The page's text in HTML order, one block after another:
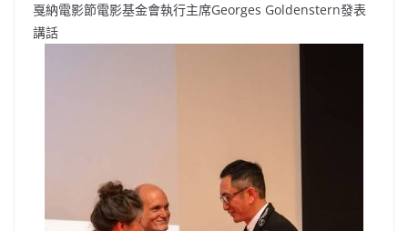
戛納電影節電影基金會執行主席Georges Goldenstern發表
講話